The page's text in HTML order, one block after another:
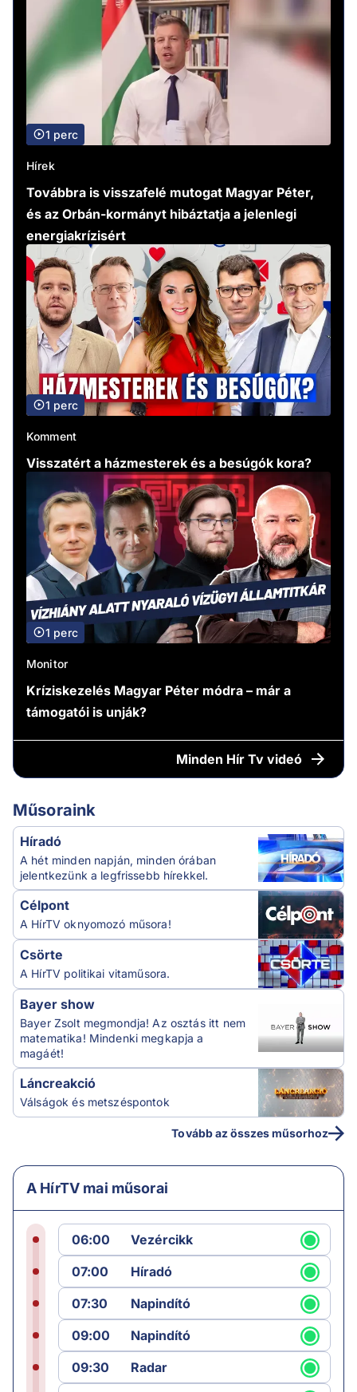
1 perc
Hírek
Továbbra is visszafelé mutogat Magyar Péter,
és az Orbán-kormányt hibáztatja a jelenlegi
energiakrízisért
1 perc
Komment
Visszatért a házmesterek és a besúgók kora?
1 perc
Monitor
Kríziskezelés Magyar Péter módra – már a
támogatói is unják?
Minden Hír Tv videó
Műsoraink
Híradó
A hét minden napján, minden órában
jelentkezünk a legfrissebb hírekkel.
Célpont
A HírTV oknyomozó műsora!
Csörte
A HírTV politikai vitaműsora.
Bayer show
Bayer Zsolt megmondja! Az osztás itt nem
matematika! Mindenki megkapja a
magáét!
Láncreakció
Válságok és metszéspontok
Tovább az összes műsorhoz
A HírTV mai műsorai
06:00
Vezércikk
07:00
Híradó
07:30
Napindító
09:00
Napindító
09:30
Radar